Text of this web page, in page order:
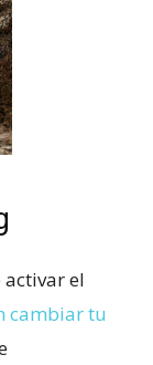
el
cambiar tu